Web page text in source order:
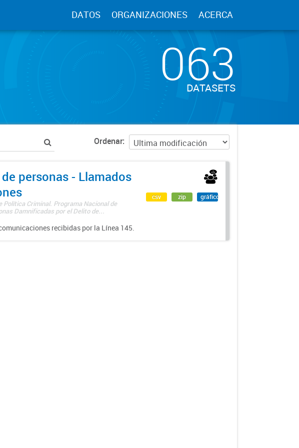
DATOS ORGANIZACIONES ACERCA
063
DATASETS
Ordenar
personas - Llamados
Criminal. Programa Nacional de
Damnificadas por el Delito de...
recibidas por la Línea 145.
csv zip gráfico